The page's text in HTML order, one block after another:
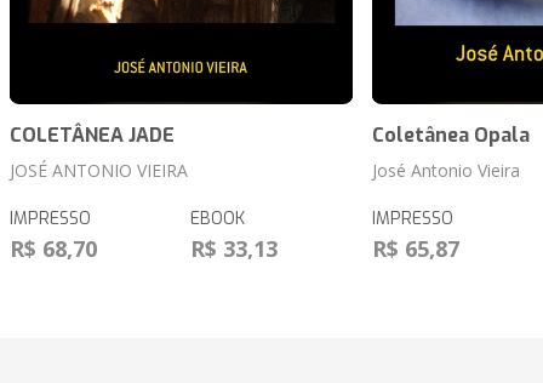
COLETÂNEA JADE
JOSÉ ANTONIO VIEIRA
IMPRESSO
R$ 68,70
EBOOK
R$ 33,13
Coletânea Opala
José Antonio Vieira
IMPRESSO
R$ 65,87